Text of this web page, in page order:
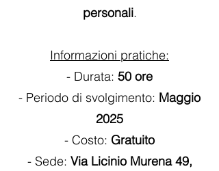
personali.
Informazioni pratiche:
- Durata: 50 ore
- Periodo di svolgimento: Maggio
2025
- Costo: Gratuito
- Sede: Via Licinio Murena 49,